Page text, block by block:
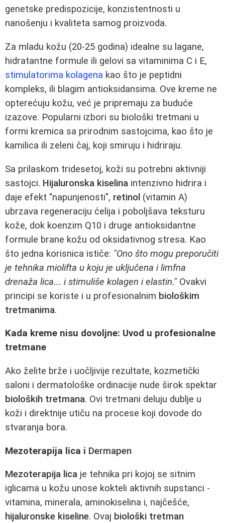
genetske predispozicije, konzistentnosti u
nanošenju i kvaliteta samog proizvoda.
Za mladu kožu (20-25 godina) idealne su lagane,
hidratantne formule ili gelovi sa vitaminima C i E,
stimulatorima kolagena kao što je peptidni
kompleks, ili blagim antioksidansima. Ove kreme ne
opterećuju kožu, već je pripremaju za buduće
izazove. Popularni izbori su biološki tretmani u
formi kremica sa prirodnim sastojcima, kao što je
kamilica ili zeleni čaj, koji smiruju i hidriraju.
Sa prilaskom tridesetoj, koži su potrebni aktivniji
sastojci. Hijaluronska kiselina intenzivno hidrira i
daje efekt "napunjenosti", retinol (vitamin A)
ubrzava regeneraciju ćelija i poboljšava teksturu
kože, dok koenzim Q10 i druge antioksidantne
formule brane kožu od oksidativnog stresa. Kao
što jedna korisnica ističe: "Ono što mogu preporučiti
je tehnika miolifta u koju je uključena i limfna
drenaža lica... i stimuliše kolagen i elastin." Ovakvi
principi se koriste i u profesionalnim biološkim
tretmanima.
Kada kreme nisu dovoljne: Uvod u profesionalne
tretmane
Ako želite brže i uočljivije rezultate, kozmetički
saloni i dermatološke ordinacije nude širok spektar
bioloških tretmana. Ovi tretmani deluju dublje u
koži i direktnije utiču na procese koji dovode do
stvaranja bora.
Mezoterapija lica i Dermapen
Mezoterapija lica je tehnika pri kojoj se sitnim
iglicama u kožu unose kokteli aktivnih supstanci -
vitamina, minerala, aminokiselina i, najčešće,
hijaluronske kiseline. Ovaj biološki tretman